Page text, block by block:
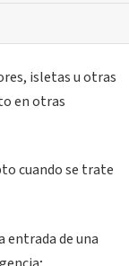
isletas u otras
en otras
cuando se trate
entrada de una